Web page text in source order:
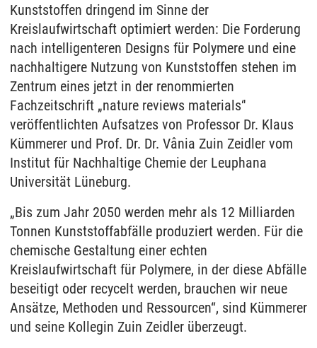
Kunststoffen dringend im Sinne der
Kreislaufwirtschaft optimiert werden: Die Forderung
nach intelligenteren Designs für Polymere und eine
nachhaltigere Nutzung von Kunststoffen stehen im
Zentrum eines jetzt in der renommierten
Fachzeitschrift „nature reviews materials‘'
veröffentlichten Aufsatzes von Professor Dr. Klaus
Kümmerer und Prof. Dr. Dr. Vânia Zuin Zeidler vom
Institut für Nachhaltige Chemie der Leuphana
Universität Lüneburg.
„Bis zum Jahr 2050 werden mehr als 12 Milliarden
Tonnen Kunststoffabfälle produziert werden. Für die
chemische Gestaltung einer echten
Kreislaufwirtschaft für Polymere, in der diese Abfälle
beseitigt oder recycelt werden, brauchen wir neue
Ansätze, Methoden und Ressourcen“, sind Kümmerer
und seine Kollegin Zuin Zeidler überzeugt.